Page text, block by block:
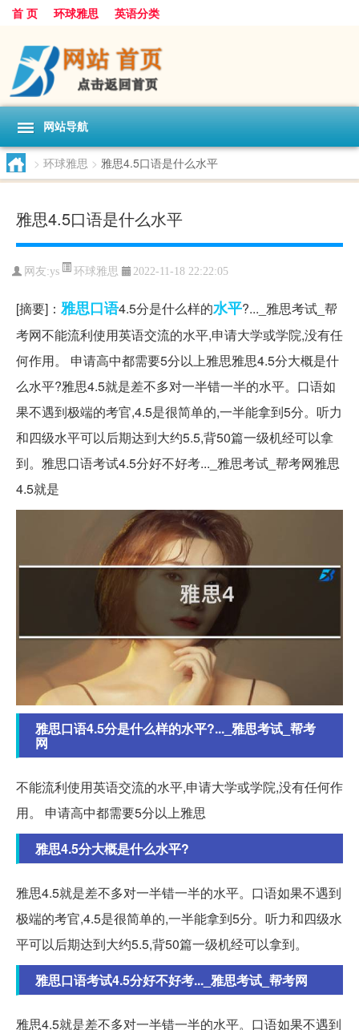
首 页 环球雅思 英语分类
网站导航
> 环球雅思 > 雅思4.5口语是什么水平
雅思4.5口语是什么水平
网友:ys 环球雅思 2022-11-18 22:22:05
[摘要]： 雅思口语4.5分是什么样的水平?..._雅思考试_帮
考网不能流利使用英语交流的水平,申请大学或学院,没有任
何作用。 申请高中都需要5分以上雅思雅思4.5分大概是什
么水平?雅思4.5就是差不多对一半错一半的水平。口语如
果不遇到极端的考官,4.5是很简单的,一半能拿到5分。听力
和四级水平可以后期达到大约5.5,背50篇一级机经可以拿
到。雅思口语考试4.5分好不好考..._雅思考试_帮考网雅思
4.5就是
雅思口语4.5分是什么样的水平?..._雅思考试_帮考
网
不能流利使用英语交流的水平,申请大学或学院,没有任何作
用。 申请高中都需要5分以上雅思
雅思4.5分大概是什么水平?
雅思4.5就是差不多对一半错一半的水平。口语如果不遇到
极端的考官,4.5是很简单的,一半能拿到5分。听力和四级水
平可以后期达到大约5.5,背50篇一级机经可以拿到。
雅思口语考试4.5分好不好考..._雅思考试_帮考网
雅思4.5就是差不多对一半错一半的水平。口语如果不遇到